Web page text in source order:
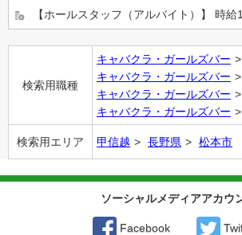
検索用職種
キャバクラ・ガールズバー
キャバクラ・ガールズバー
キャバクラ・ガールズバー
キャバクラ・ガールズバー
検索用エリア 甲信越 長野県 松本市
ソーシャルメディアアカウ
Facebook